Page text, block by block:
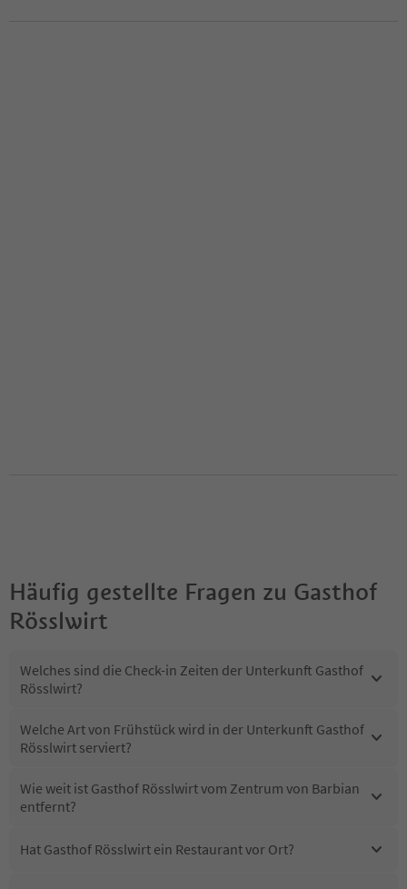
Häufig gestellte Fragen zu Gasthof
Rösslwirt
Welches sind die Check-in Zeiten der Unterkunft Gasthof
Rösslwirt?
Welche Art von Frühstück wird in der Unterkunft Gasthof
Rösslwirt serviert?
Wie weit ist Gasthof Rösslwirt vom Zentrum von Barbian
entfernt?
Hat Gasthof Rösslwirt ein Restaurant vor Ort?